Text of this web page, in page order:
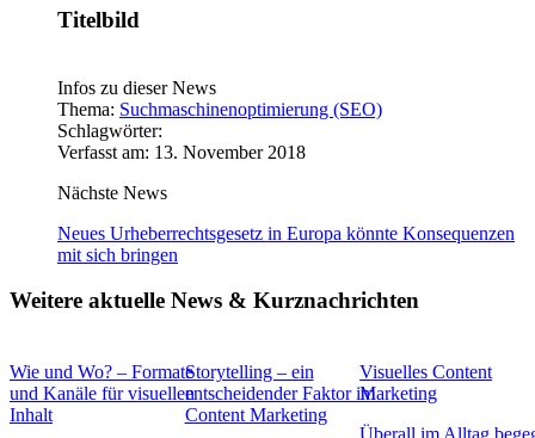
Titelbild
Infos zu dieser News
Thema: Suchmaschinenoptimierung (SEO)
Schlagwörter:
Verfasst am: 13. November 2018
Nächste News
Neues Urheberrechtsgesetz in Europa könnte Konsequenzen
mit sich bringen
Weitere aktuelle News & Kurznachrichten
Wie und Wo? – Formate
und Kanäle für visuellen
Inhalt
Storytelling – ein
entscheidender Faktor im
Content Marketing
Visuelles Content
Marketing
Überall im Alltag